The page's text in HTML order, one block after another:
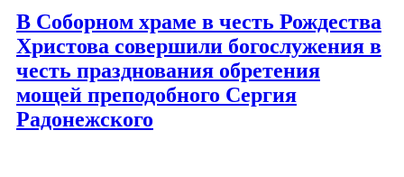
по
взаимодействию
с
Вооруженными
силами
встретился
с
сотрудниками
В Соборном храме в честь Рождества
Христова совершили богослужения в
честь празднования обретения
мощей преподобного Сергия
Радонежского